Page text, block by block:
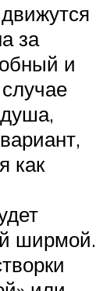
за
и
как
ширмой.